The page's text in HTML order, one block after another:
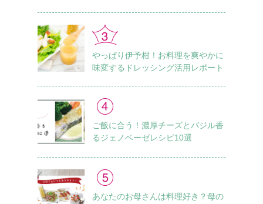
やっぱり伊予柑！お料理を爽やかに
味変するドレッシング活用レポート
ご飯に合う！濃厚チーズとバジル香
るジェノベーゼレシピ10選
あなたのお母さんは料理好き？母の